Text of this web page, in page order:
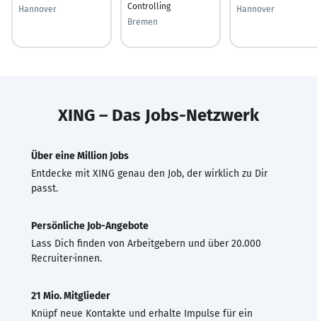
Hannover
Controlling
Bremen
Hannover
XING – Das Jobs-Netzwerk
Über eine Million Jobs
Entdecke mit XING genau den Job, der wirklich zu Dir
passt.
Persönliche Job-Angebote
Lass Dich finden von Arbeitgebern und über 20.000
Recruiter·innen.
21 Mio. Mitglieder
Knüpf neue Kontakte und erhalte Impulse für ein